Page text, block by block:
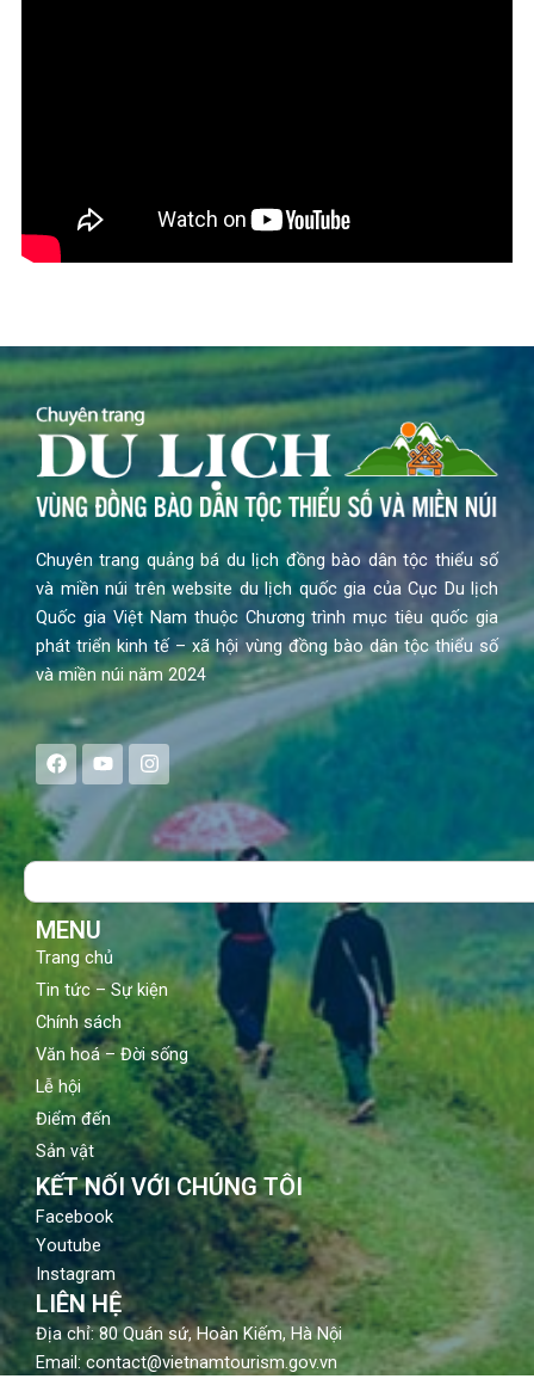
Chuyên trang quảng bá du lịch đồng bào dân tộc thiểu số
và miền núi trên website du lịch quốc gia của Cục Du lịch
Quốc gia Việt Nam thuộc Chương trình mục tiêu quốc gia
phát triển kinh tế – xã hội vùng đồng bào dân tộc thiểu số
và miền núi năm 2024
F
a
c
e
b
o
Y
o
u
t
u
b
I
n
s
a
g
Search
MENU
Trang chủ
Tin tức – Sự kiện
Chính sách
Văn hoá – Đời sống
Lễ hội
Điểm đến
Sản vật
KẾT NỐI VỚI CHÚNG TÔI
Facebook
Youtube
Instagram
LIÊN HỆ
Địa chỉ: 80 Quán sứ, Hoàn Kiếm, Hà Nội
Email: contact@vietnamtourism.gov.vn